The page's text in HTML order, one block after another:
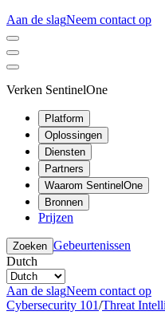
Aan de slagNeem contact op
Verken SentinelOne
Platform
Oplossingen
Diensten
Partners
Waarom SentinelOne
Bronnen
Prijzen
Zoeken Gebeurtenissen
Dutch
Aan de slagNeem contact op
Cybersecurity 101/Threat